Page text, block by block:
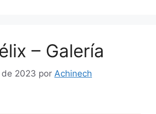
– Galería
2023 por Achinech